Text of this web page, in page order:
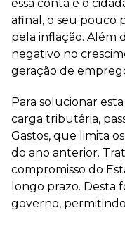
essa conta é o
afinal, o seu pouco
pela inflação. Além
negativo no
geração de
Para solucionar
carga tributária,
Gastos, que limita
do ano anterior.
compromisso do
longo prazo. Desta
governo,